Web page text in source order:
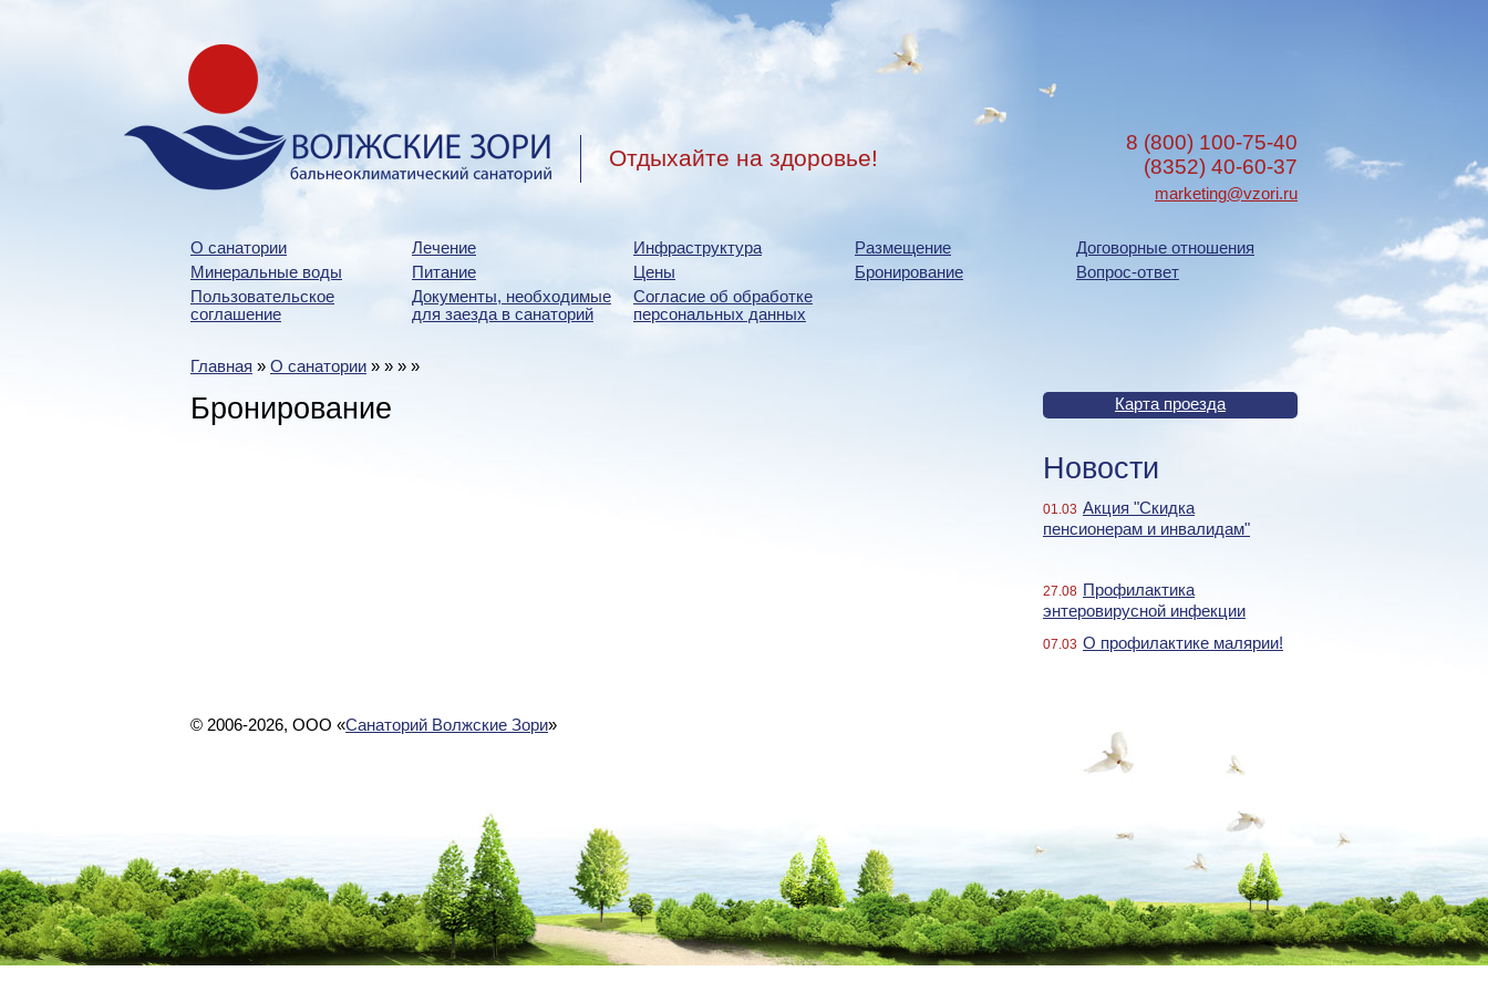
Отдыхайте на здоровье!
8 (800) 100-75-40
(8352) 40-60-37
marketing@vzori.ru
О санатории Лечение Инфраструктура Размещение
Договорные отношения
Минеральные воды
Питание Цены Бронирование
Вопрос-ответ
Пользовательское
соглашение
Документы, необходимые
для заезда в санаторий
Согласие об обработке
персональных данных
Главная » О санатории » » » »
Бронирование Карта проезда
Новости
01.03 Акция "Скидка
пенсионерам и инвалидам"
27.08 Профилактика
энтеровирусной инфекции
07.03 О профилактике малярии!
© 2006-2026, ООО «Санаторий Волжские Зори»